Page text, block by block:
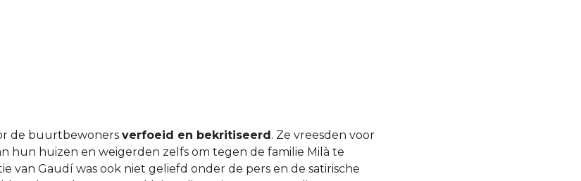
de buurtbewoners verfoeid en bekritiseerd. Ze vreesden voor
hun huizen en weigerden zelfs om tegen de familie Milà te
van Gaudí was ook niet geliefd onder de pers en de satirische